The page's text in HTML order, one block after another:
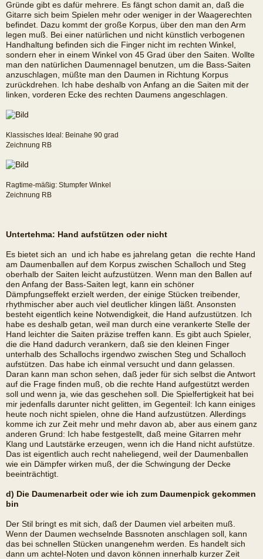
Gründe gibt es dafür mehrere. Es fängt schon damit an, daß die
Gitarre sich beim Spielen mehr oder weniger in der Waagerechten
befindet. Dazu kommt der große Korpus, über den man den Arm
legen muß. Bei einer natürlichen und nicht künstlich verbogenen
Handhaltung befinden sich die Finger nicht im rechten Winkel,
sondern eher in einem Winkel von 45 Grad über den Saiten. Wollte
man den natürlichen Daumennagel benutzen, um die Bass-Saiten
anzuschlagen, müßte man den Daumen in Richtung Korpus
zurückdrehen. Ich habe deshalb von Anfang an die Saiten mit der
linken, vorderen Ecke des rechten Daumens angeschlagen.
Klassisches Ideal: Beinahe 90 grad
Zeichnung RB
Ragtime-mäßig: Stumpfer Winkel
Zeichnung RB
Untertehma: Hand aufstützen oder nicht
Es bietet sich an  und ich habe es jahrelang getan  die rechte Hand
am Daumenballen auf dem Korpus zwischen Schalloch und Steg
oberhalb der Saiten leicht aufzustützen. Wenn man den Ballen auf
den Anfang der Bass-Saiten legt, kann ein schöner
Dämpfungseffekt erzielt werden, der einige Stücken treibender,
rhythmischer aber auch viel deutlicher klingen läßt. Ansonsten
besteht eigentlich keine Notwendigkeit, die Hand aufzustützen. Ich
habe es deshalb getan, weil man durch eine verankerte Stelle der
Hand leichter die Saiten präzise treffen kann. Es gibt auch Spieler,
die die Hand dadurch verankern, daß sie den kleinen Finger
unterhalb des Schallochs irgendwo zwischen Steg und Schalloch
aufstützen. Das habe ich einmal versucht und dann gelassen.
Daran kann man schon sehen, daß jeder für sich selbst die Antwort
auf die Frage finden muß, ob die rechte Hand aufgestützt werden
soll und wenn ja, wie das geschehen soll. Die Spielfertigkeit hat bei
mir jedenfalls darunter nicht gelitten, im Gegenteil: Ich kann einiges
heute noch nicht spielen, ohne die Hand aufzustützen. Allerdings
komme ich zur Zeit mehr und mehr davon ab, aber aus einem ganz
anderen Grund: Ich habe festgestellt, daß meine Gitarren mehr
Klang und Lautstärke erzeugen, wenn ich die Hand nicht aufstütze.
Das ist eigentlich auch recht naheliegend, weil der Daumenballen
wie ein Dämpfer wirken muß, der die Schwingung der Decke
beeinträchtigt.
d) Die Daumenarbeit oder wie ich zum Daumenpick gekommen
bin
Der Stil bringt es mit sich, daß der Daumen viel arbeiten muß.
Wenn der Daumen wechselnde Bassnoten anschlagen soll, kann
das bei schnellen Stücken unangenehm werden. Es handelt sich
dann um achtel-Noten und davon können innerhalb kurzer Zeit